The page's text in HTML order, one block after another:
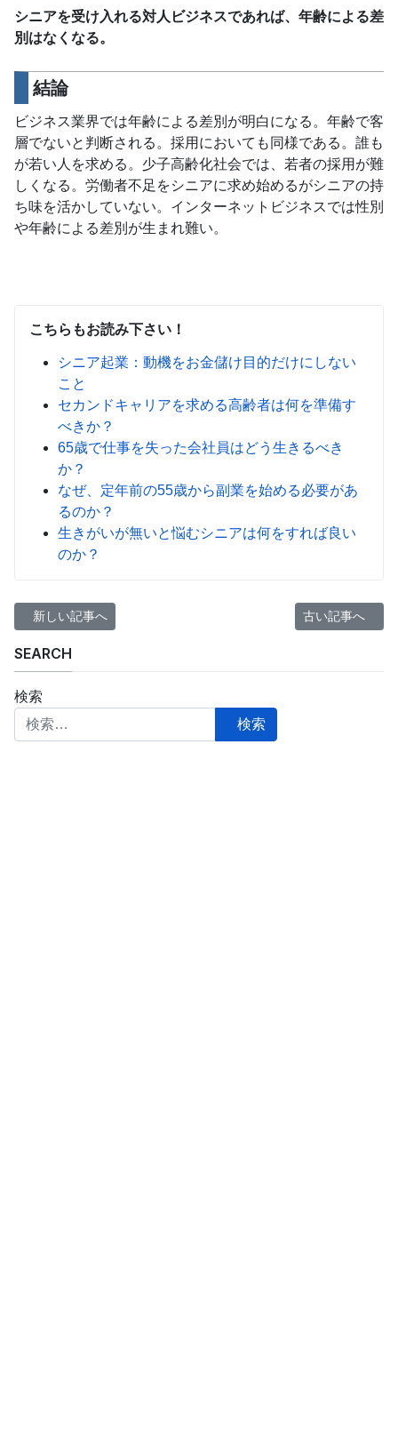
シニアを受け入れる対人ビジネスであれば、年齢による差
別はなくなる。
結論
ビジネス業界では年齢による差別が明白になる。年齢で客
層でないと判断される。採用においても同様である。誰も
が若い人を求める。少子高齢化社会では、若者の採用が難
しくなる。労働者不足をシニアに求め始めるがシニアの持
ち味を活かしていない。インターネットビジネスでは性別
や年齢による差別が生まれ難い。
こちらもお読み下さい！
シニア起業：動機をお金儲け目的だけにしない
こと
セカンドキャリアを求める高齢者は何を準備す
べきか？
65歳で仕事を失った会社員はどう生きるべき
か？
なぜ、定年前の55歳から副業を始める必要があ
るのか？
生きがいが無いと悩むシニアは何をすれば良い
のか？
前の記事へ: 夜スタバと朝スタバに見るお客、空き席探し
新しい記事へ 次の記事へ: 65
古い記事へ
SEARCH
検索
検索